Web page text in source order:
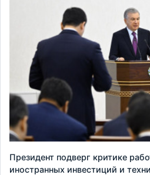
Президент подверг критике
иностранных инвестиций и